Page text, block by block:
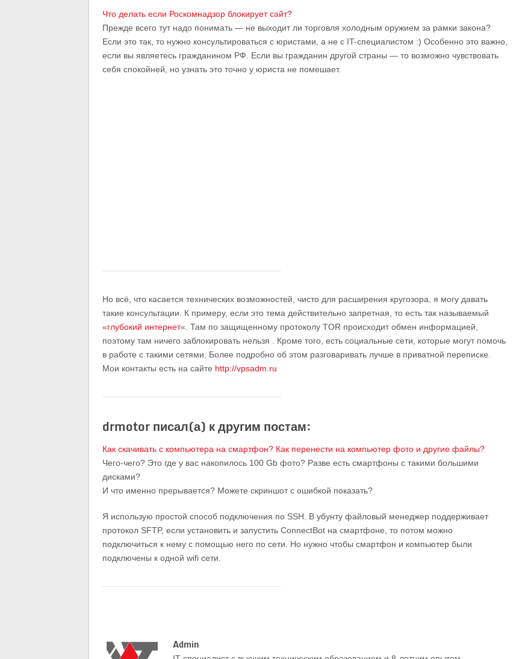
Что делать если Роскомнадзор блокирует сайт?
Прежде всего тут надо понимать — не выходит ли торговля холодным оружием за рамки закона?
Если это так, то нужно консультироваться с юристами, а не с IT-специалистом :) Особенно это важно,
если вы являетесь гражданином РФ. Если вы гражданин другой страны — то возможно чувствовать
себя спокойней, но узнать это точно у юриста не помешает.
Но всё, что касается технических возможностей, чисто для расширения кругозора, я могу давать
такие консультации. К примеру, если это тема действительно запретная, то есть так называемый
«глубокий интернет«. Там по защищенному протоколу TOR происходит обмен информацией,
поэтому там ничего заблокировать нельзя . Кроме того, есть социальные сети, которые могут помочь
в работе с такими сетями. Более подробно об этом разговаривать лучше в приватной переписке.
Мои контакты есть на сайте http://vpsadm.ru
drmotor писал(а) к другим постам:
Как скачивать с компьютера на смартфон? Как перенести на компьютер фото и другие файлы?
Чего-чего? Это где у вас накопилось 100 Gb фото? Разве есть смартфоны с такими большими
дисками?
И что именно прерывается? Можете скриншот с ошибкой показать?
Я использую простой способ подключения по SSH. В убунту файловый менеджер поддерживает
протокол SFTP, если установить и запустить ConnectBot на смартфоне, то потом можно
подключиться к нему с помощью него по сети. Но нужно чтобы смартфон и компьютер были
подключены к одной wifi сети.
Admin